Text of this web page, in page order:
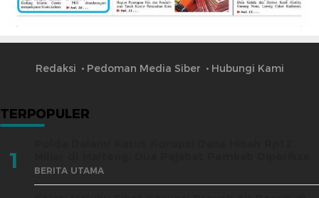
Redaksi Pedoman Media Siber Hubungi Kami
TERPOPULER
1 BERITA UTAMA